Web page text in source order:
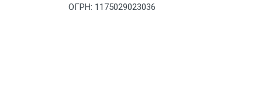
ОГРН: 1175029023036